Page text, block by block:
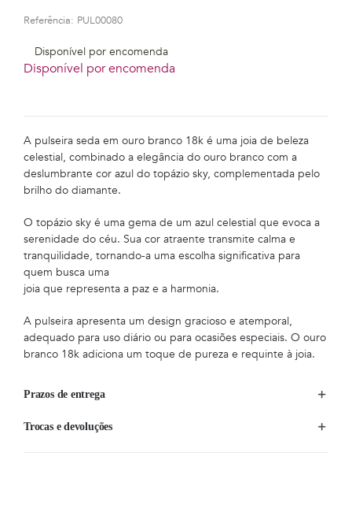
Referência: PUL00080
Disponível por encomenda
Disponível por encomenda
A pulseira seda em ouro branco 18k é uma joia de beleza
celestial, combinado a elegância do ouro branco com a
deslumbrante cor azul do topázio sky, complementada pelo
brilho do diamante.
O topázio sky é uma gema de um azul celestial que evoca a
serenidade do céu. Sua cor atraente transmite calma e
tranquilidade, tornando-a uma escolha significativa para
quem busca uma
joia que representa a paz e a harmonia.
A pulseira apresenta um design gracioso e atemporal,
adequado para uso diário ou para ocasiões especiais. O ouro
branco 18k adiciona um toque de pureza e requinte à joia.
Prazos de entrega
Trocas e devoluções